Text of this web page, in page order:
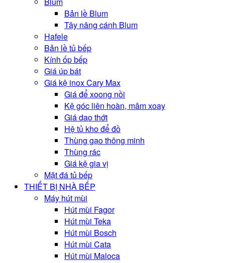
Bản lề Blum
Tây nâng cánh Blum
Hafele
Bản lề tủ bếp
Kính ốp bếp
Giá úp bát
Giá kệ inox Cary Max
Giá để xoong nồi
Kệ góc liên hoàn, mâm xoay
Giá dao thớt
Hệ tủ kho để đồ
Thùng gạo thông minh
Thùng rác
Giá kệ gia vị
Mặt đá tủ bếp
THIẾT BỊ NHÀ BẾP
Máy hút mùi
Hút mùi Fagor
Hút mùi Teka
Hút mùi Bosch
Hút mùi Cata
Hút mùi Maloca